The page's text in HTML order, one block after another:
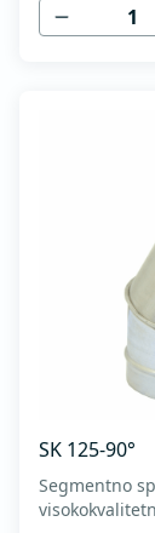
SK 125-90°
Segmentno spiro
visokokvalitetnog pocinkovanog lima DX51D